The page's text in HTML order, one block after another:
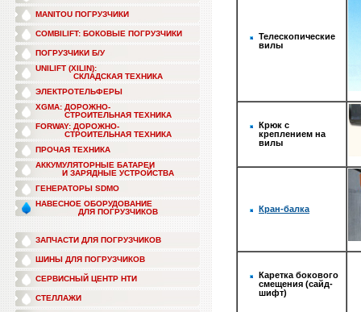
MANITOU ПОГРУЗЧИКИ
COMBILIFT: БОКОВЫЕ ПОГРУЗЧИКИ
ПОГРУЗЧИКИ Б/У
UNILIFT (XILIN):
СКЛАДСКАЯ ТЕХНИКА
ЭЛЕКТРОТЕЛЬФЕРЫ
XGMA: ДОРОЖНО-
СТРОИТЕЛЬНАЯ ТЕХНИКА
FORWAY: ДОРОЖНО-
СТРОИТЕЛЬНАЯ ТЕХНИКА
ПРОЧАЯ ТЕХНИКА
АККУМУЛЯТОРНЫЕ БАТАРЕИ
И ЗАРЯДНЫЕ УСТРОЙСТВА
ГЕНЕРАТОРЫ SDMO
НАВЕСНОЕ ОБОРУДОВАНИЕ
ДЛЯ ПОГРУЗЧИКОВ
ЗАПЧАСТИ ДЛЯ ПОГРУЗЧИКОВ
ШИНЫ ДЛЯ ПОГРУЗЧИКОВ
СЕРВИСНЫЙ ЦЕНТР НТИ
СТЕЛЛАЖИ
Телескопические
вилы
Крюк с
креплением на
вилы
Кран-балка
Каретка бокового
смещения (сайд-
шифт)